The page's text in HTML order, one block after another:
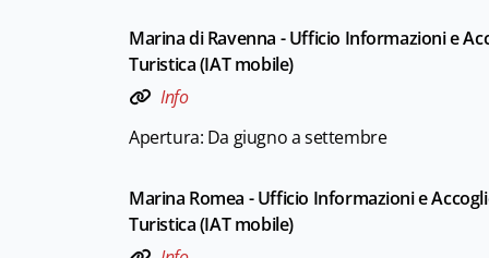
Marina di Ravenna - Ufficio Informazioni e
Turistica (IAT mobile)
Info
Apertura: Da giugno a settembre
Marina Romea - Ufficio Informazioni e
Turistica (IAT mobile)